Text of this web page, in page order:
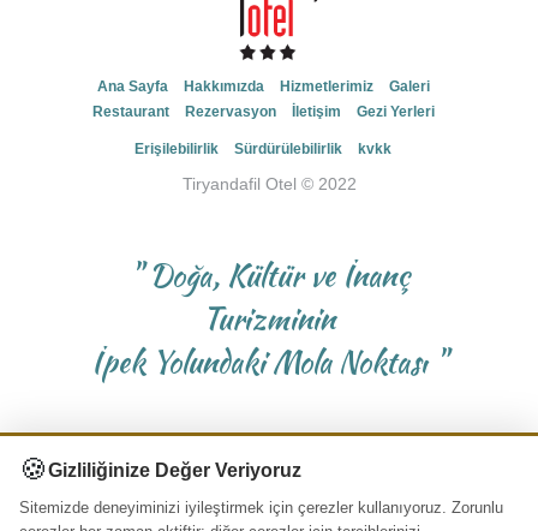
Rezervasyon Yap
" Doğa, Kültür ve İnanç
Turizminin
İpek Yolundaki Mola Noktası "
Ana Sayfa Hakkımızda Hizmetlerimiz
Galeri
Restaurant
Rezervasyon İletişim Gezi Yerleri
Erişilebilirlik Sürdürülebilirlik kvkk
Tiryandafil Otel © 2022
🍪Gizliliğinize Değer Veriyoruz
Sitemizde deneyiminizi iyileştirmek için çerezler kullanıyoruz. Zorunlu